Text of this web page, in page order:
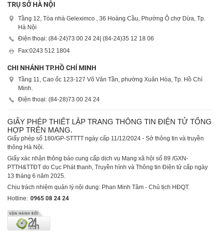
TRỤ SỞ HÀ NỘI
Tầng 12, Tòa nhà Geleximco , 36 Hoàng Cầu, Phường Ô chợ Dừa, Tp.
Hà Nội
Điện thoại: (84-24)73 00 24 24 | (84-24)35 12 18 06
Fax:0243 512 1804
CHI NHÁNH TP.HỒ CHÍ MINH
Tầng 11, Cao ốc 123-127 Võ Văn Tần, phường Xuân Hòa, Tp. Hồ Chí
Minh.
Điện thoại: (84-28)73 00 24 24
GIẤY PHÉP THIẾT LẬP TRANG THÔNG TIN ĐIỆN TỬ TỔNG
HỢP TRÊN MẠNG.
Giấy phép số 180/GP-STTTT ngày cấp 11/12/2024 - Sở thông tin và truyền
thông Hà Nội.
Giấy xác nhận thông báo cung cấp dịch vụ Mạng xã hội số 89 /GXN-
PTTH&TTĐT do Cục Phát thanh, Truyền hình và Thông tin Điện tử cấp ngày
13 tháng 6 năm 2025.
Chịu trách nhiệm quản lý nội dung: Phan Minh Tâm - Chủ tịch HĐQT.
Hotline: 0965 08 24 24